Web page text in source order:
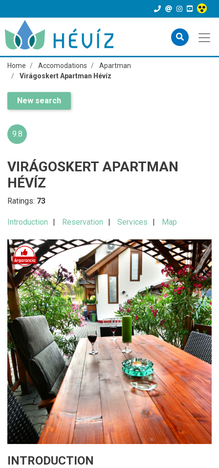
Home Accomodations
Apartman
Virágoskert Apartman Hévíz
New search
9.8
VIRÁGOSKERT APARTMAN
HÉVÍZ
Ratings: 73
Introduction Reservation Services Map
INTRODUCTION